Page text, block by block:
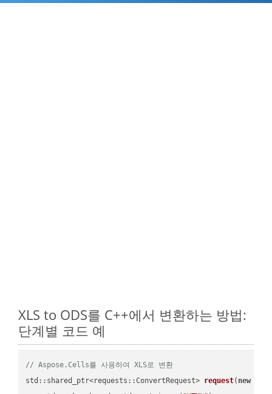
XLS to ODS를 C++에서 변환하는 방법:
단계별 코드 예
// Aspose.Cells를 사용하여 XLS로 변환
std::shared_ptr<requests::ConvertRequest> request( new